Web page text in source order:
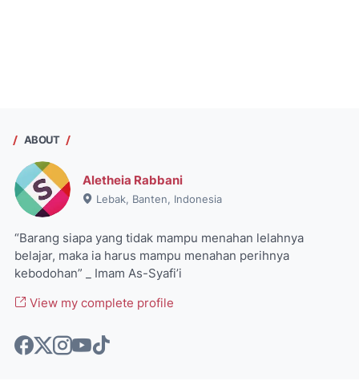
ABOUT
Aletheia Rabbani
Lebak, Banten, Indonesia
“Barang siapa yang tidak mampu menahan lelahnya
belajar, maka ia harus mampu menahan perihnya
kebodohan” _ Imam As-Syafi’i
View my complete profile